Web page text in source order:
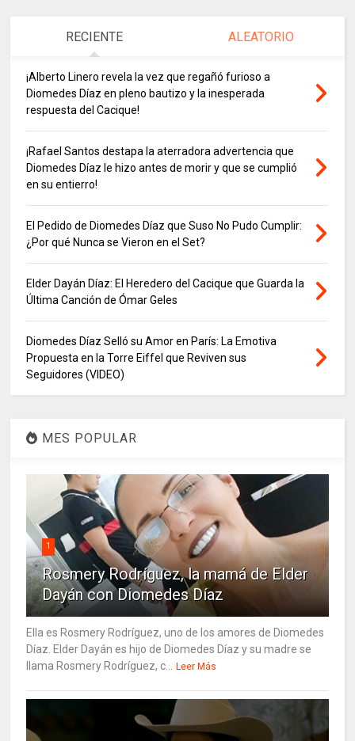
RECIENTE ALEATORIO
¡Alberto Linero revela la vez que regañó furioso a
Diomedes Díaz en pleno bautizo y la inesperada
respuesta del Cacique!
¡Rafael Santos destapa la aterradora advertencia que
Diomedes Díaz le hizo antes de morir y que se cumplió
en su entierro!
El Pedido de Diomedes Díaz que Suso No Pudo Cumplir:
¿Por qué Nunca se Vieron en el Set?
Elder Dayán Díaz: El Heredero del Cacique que Guarda la
Última Canción de Ómar Geles
Diomedes Díaz Selló su Amor en París: La Emotiva
Propuesta en la Torre Eiffel que Reviven sus
Seguidores (VIDEO)
MES POPULAR
1
Rosmery Rodríguez, la mamá de Elder
Dayán con Diomedes Díaz
Ella es Rosmery Rodríguez, uno de los amores de Diomedes
Díaz. Elder Dayán es hijo de Diomedes Díaz y su madre se
llama Rosmery Rodríguez, c...
Leer Más